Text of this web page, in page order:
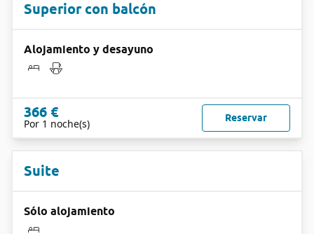
Superior con balcón
Alojamiento y desayuno
366 €
Por 1 noche(s) Reservar
Suite
Sólo alojamiento